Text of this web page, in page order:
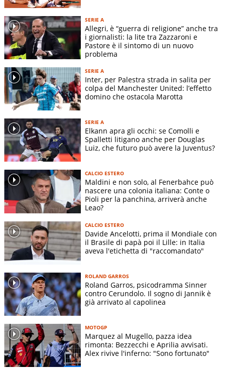
SERIE A
Allegri, è “guerra di religione” anche tra
i giornalisti: la lite tra Zazzaroni e
Pastore è il sintomo di un nuovo
problema
SERIE A
Inter, per Palestra strada in salita per
colpa del Manchester United: l’effetto
domino che ostacola Marotta
SERIE A
Elkann apra gli occhi: se Comolli e
Spalletti litigano anche per Douglas
Luiz, che futuro può avere la Juventus?
CALCIO ESTERO
Maldini e non solo, al Fenerbahce può
nascere una colonia italiana: Conte o
Pioli per la panchina, arriverà anche
Leao?
CALCIO ESTERO
Davide Ancelotti, prima il Mondiale con
il Brasile di papà poi il Lille: in Italia
aveva l'etichetta di "raccomandato"
ROLAND GARROS
Roland Garros, psicodramma Sinner
contro Cerundolo. Il sogno di Jannik è
già arrivato al capolinea
MOTOGP
Marquez al Mugello, pazza idea
rimonta: Bezzecchi e Aprilia avvisati.
Alex rivive l'inferno: "Sono fortunato"